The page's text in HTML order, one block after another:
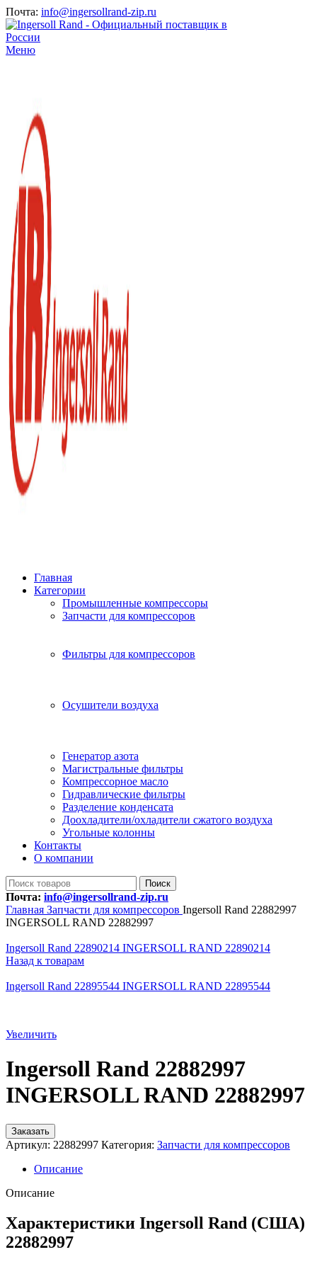
Почта: info@ingersollrand-zip.ru
Меню
Главная
Категории
Промышленные компрессоры
Запчасти для компрессоров
Фильтры для компрессоров
Осушители воздуха
Генератор азота
Магистральные фильтры
Компрессорное масло
Гидравлические фильтры
Разделение конденсата
Доохладители/охладители сжатого воздуха
Угольные колонны
Контакты
О компании
Поиск
Почта: info@ingersollrand-zip.ru
Главная Запчасти для компрессоров Ingersoll Rand 22882997
INGERSOLL RAND 22882997
Ingersoll Rand 22890214 INGERSOLL RAND 22890214
Назад к товарам
Ingersoll Rand 22895544 INGERSOLL RAND 22895544
Увеличить
Ingersoll Rand 22882997
INGERSOLL RAND 22882997
Заказать
Артикул: 22882997 Категория: Запчасти для компрессоров
Описание
Описание
Характеристики Ingersoll Rand (США)
22882997